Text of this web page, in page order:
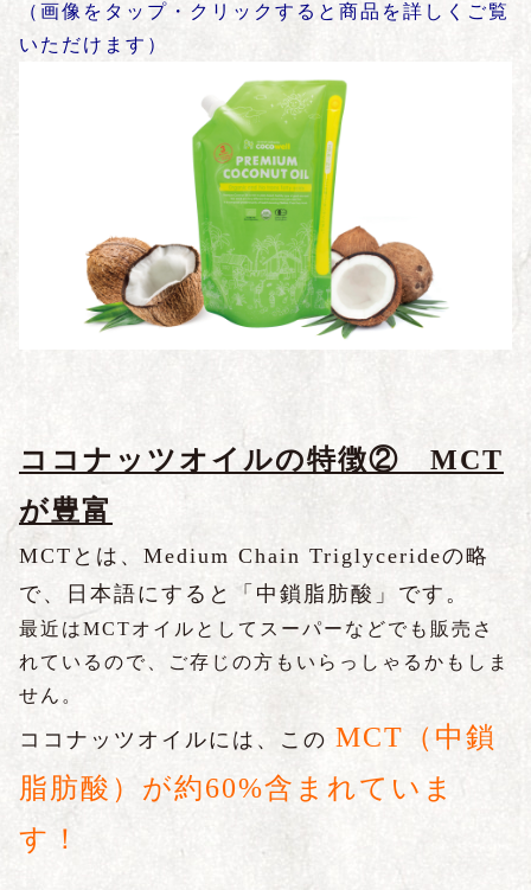
（画像をタップ・クリックすると商品を詳しくご覧
いただけます）
ココナッツオイルの特徴② MCT
が豊富
MCTとは、Medium Chain Triglycerideの略
で、日本語にすると「中鎖脂肪酸」です 。
最近はMCTオイルとしてスーパーなどでも販売さ
れているので、ご存じの方もいらっしゃるかもしま
せん。
ココナッツオイルには、この MCT（中鎖
脂肪酸） が約60%含まれていま
す！